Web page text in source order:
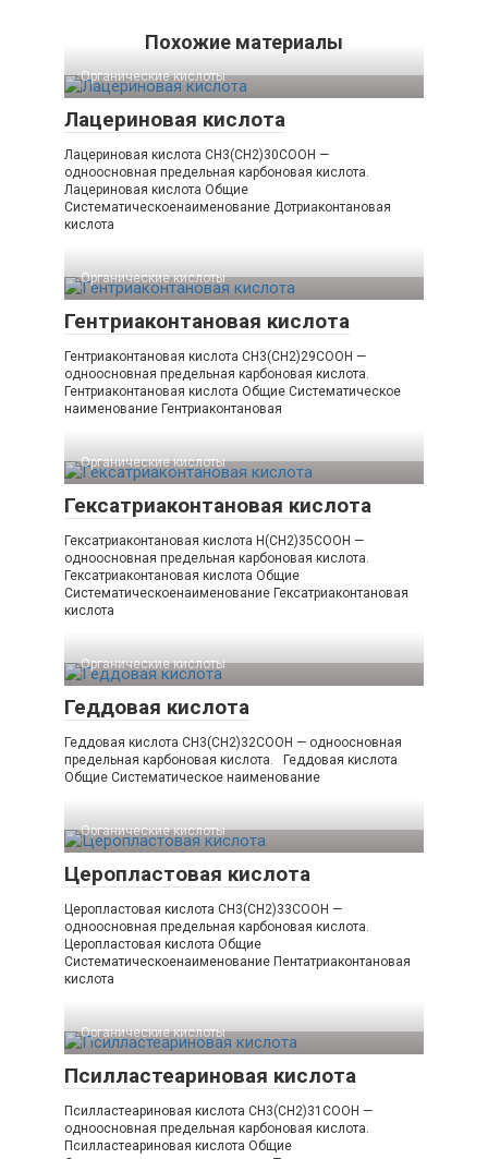
Похожие материалы
Органические кислоты‎
Лацериновая кислота
Лацериновая кислота CH3(CH2)30COOH —
одноосновная предельная карбоновая кислота.
Лацериновая кислота Общие
Систематическоенаименование Дотриаконтановая
кислота
Органические кислоты‎
Гентриаконтановая кислота
Гентриаконтановая кислота CH3(CH2)29COOH —
одноосновная предельная карбоновая кислота.
Гентриаконтановая кислота Общие Систематическое
наименование Гентриаконтановая
Органические кислоты‎
Гексатриаконтановая кислота
Гексатриаконтановая кислота H(CH2)35COOH —
одноосновная предельная карбоновая кислота.
Гексатриаконтановая кислота Общие
Систематическоенаименование Гексатриаконтановая
кислота
Органические кислоты‎
Геддовая кислота
Геддовая кислота CH3(CH2)32COOH — одноосновная
предельная карбоновая кислота. Геддовая кислота
Общие Систематическое наименование
Органические кислоты‎
Церопластовая кислота
Церопластовая кислота CH3(CH2)33COOH —
одноосновная предельная карбоновая кислота.
Церопластовая кислота Общие
Систематическоенаименование Пентатриаконтановая
кислота
Органические кислоты‎
Псилластеариновая кислота
Псилластеариновая кислота CH3(CH2)31COOH —
одноосновная предельная карбоновая кислота.
Псилластеариновая кислота Общие